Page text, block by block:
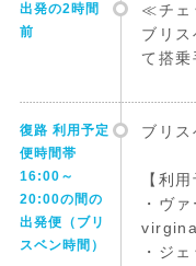
出発の2時間
前
≪チェ
ブリ
て搭乗
復路 利用予定
便時間帯
16:00～
20:00の間の
出発便（ブリ
スベン時間）
ブリ
【利
・ヴ
・ジ